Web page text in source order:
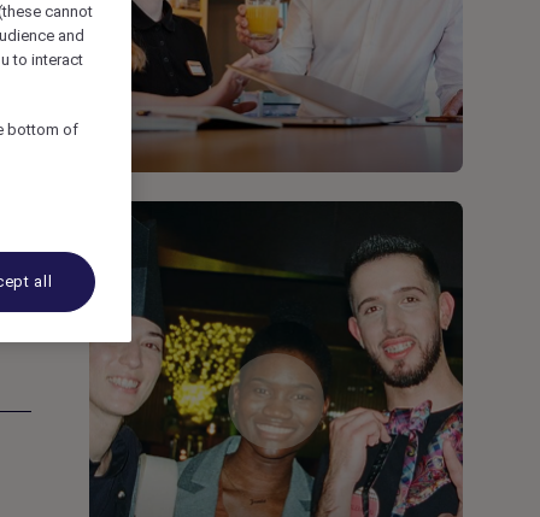
cannot
and
to interact
bottom of
all